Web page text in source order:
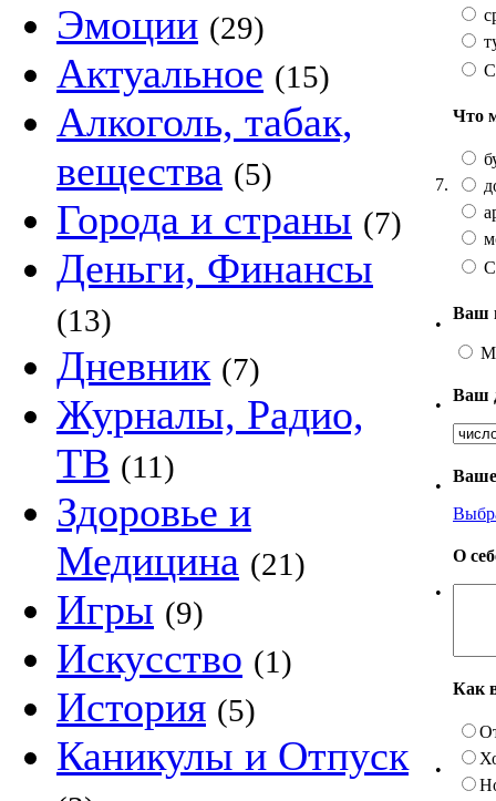
Эмоции (29)
Актуальное (15)
Алкоголь, табак,
вещества (5)
Города и страны (7)
Деньги, Финансы
(13)
Дневник (7)
Журналы, Радио,
ТВ (11)
Здоровье и
Медицина (21)
Игры (9)
Искусство (1)
История (5)
Каникулы и Отпуск
7.
Что
•
Ваш
•
Ваш
•
Ваше
•
О
•
Как